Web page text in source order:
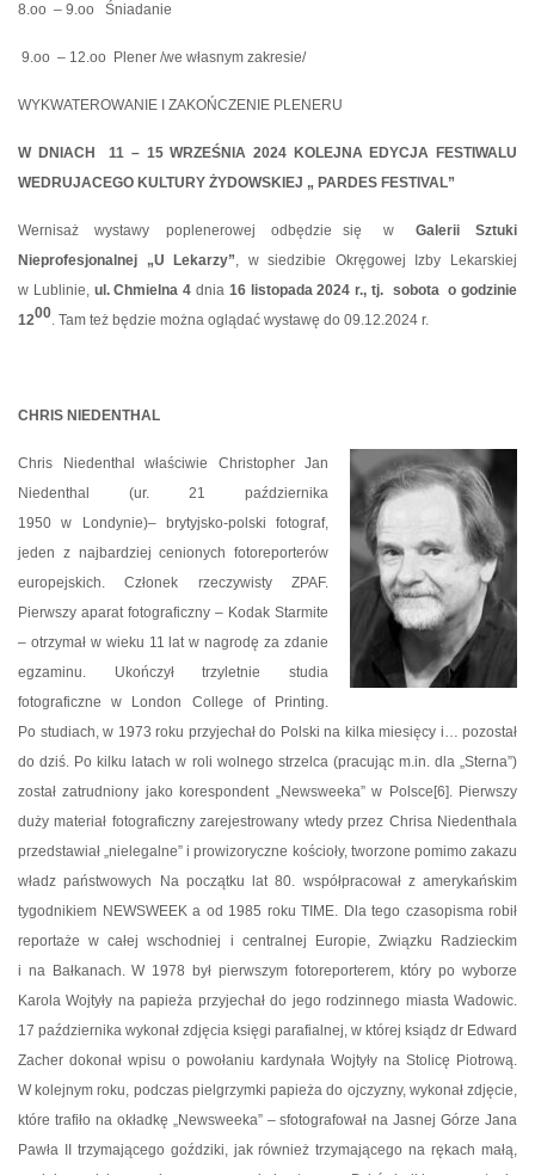
8.oo – 9.oo Śniadanie
9.oo – 12.oo Plener /we własnym zakresie/
WYKWATEROWANIE I ZAKOŃCZENIE PLENERU
W DNIACH
11 – 15 WRZEŚNIA 2024 KOLEJNA EDYCJA FESTIWALU
WEDRUJACEGO KULTURY ŻYDOWSKIEJ „ PARDES FESTIVAL”
Wernisaż wystawy poplenerowej odbędzie się w Galerii
Sztuki
Nieprofesjonalnej „U Lekarzy”, w siedzibie Okręgowej Izby Lekarskiej
w Lublinie, ul. Chmielna 4 dnia 16 listopada 2024 r., tj. sobota o godzinie
1200. Tam też będzie można oglądać wystawę do 09.12.2024 r.
CHRIS NIEDENTHAL
Chris Niedenthal właściwie Christopher Jan
Niedenthal (ur. 21 października
1950 w Londynie)– brytyjsko-polski fotograf,
jeden z najbardziej cenionych fotoreporterów
europejskich. Członek rzeczywisty ZPAF.
Pierwszy aparat fotograficzny – Kodak Starmite
– otrzymał w wieku 11 lat w nagrodę za zdanie
egzaminu. Ukończył trzyletnie studia
fotograficzne w London College of Printing.
Po studiach, w 1973 roku przyjechał do Polski na kilka miesięcy i… pozostał
do dziś. Po kilku latach w roli wolnego strzelca (pracując m.in. dla „Sterna”)
został zatrudniony jako korespondent „Newsweeka” w Polsce[6]. Pierwszy
duży materiał fotograficzny zarejestrowany wtedy przez Chrisa Niedenthala
przedstawiał „nielegalne” i prowizoryczne kościoły, tworzone pomimo zakazu
władz państwowych Na początku lat 80. współpracował z amerykańskim
tygodnikiem NEWSWEEK a od 1985 roku TIME. Dla tego czasopisma robił
reportaże w całej wschodniej i centralnej Europie, Związku Radzieckim
i na Bałkanach. W 1978 był pierwszym fotoreporterem, który po wyborze
Karola Wojtyły na papieża przyjechał do jego rodzinnego miasta Wadowic.
17 października wykonał zdjęcia księgi parafialnej, w której ksiądz dr Edward
Zacher dokonał wpisu o powołaniu kardynała Wojtyły na Stolicę Piotrową.
W kolejnym roku, podczas pielgrzymki papieża do ojczyzny, wykonał zdjęcie,
które trafiło na okładkę „Newsweeka” – sfotografował na Jasnej Górze Jana
Pawła II trzymającego goździki, jak również trzymającego na rękach małą,